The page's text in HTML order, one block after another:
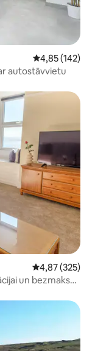
Vidējais
4,85 (142)
autostāvvietu
Vidējais
4,87 (325)
un bezmaksas